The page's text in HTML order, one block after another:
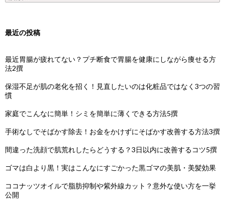
最近の投稿
最近胃腸が疲れてない？プチ断食で胃腸を健康にしながら痩せる方
法2撰
保湿不足が肌の老化を招く！見直したいのは化粧品ではなく3つの習
慣
家庭でこんなに簡単！シミを簡単に薄くできる方法5撰
手術なしでそばかす除去！お金をかけずにそばかす改善する方法3撰
間違った洗顔で肌荒れしたらどうする？3日以内に改善するコツ5撰
ゴマは白より黒！実はこんなにすごかった黒ゴマの美肌・美髪効果
ココナッツオイルで脂肪抑制や紫外線カット？意外な使い方を一挙
公開